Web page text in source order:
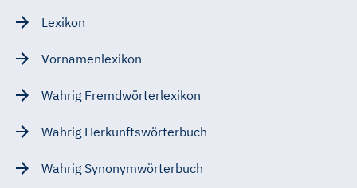
Lexikon
Vornamenlexikon
Wahrig Fremdwörterlexikon
Wahrig Herkunftswörterbuch
Wahrig Synonymwörterbuch